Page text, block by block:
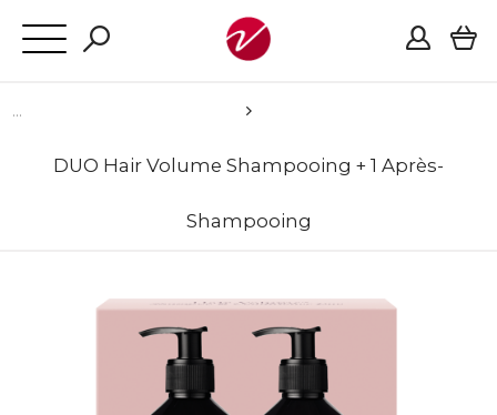
DUO Hair Volume Shampooing + 1 Après-
Shampooing